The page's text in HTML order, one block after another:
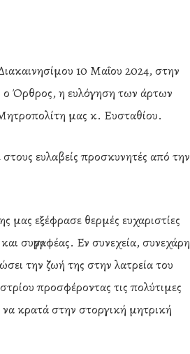
10 Μαΐου 2024, στην
ο Όρθρος, η ευλόγηση των άρτων
μας κ. Ευσταθίου.
ευλαβείς προσκυνητές από την
μας εξέφρασε θερμές ευχαριστίες
συγγραφέας. Εν συνεχεία, συνεχάρη
την ζωή της στην λατρεία του
προσφέροντας τις πολύτιμες
κρατά στην στοργική μητρική